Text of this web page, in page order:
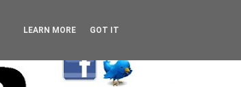
LEARN MORE GOT IT